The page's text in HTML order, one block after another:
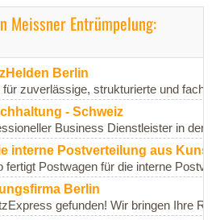
Meissner Entrümpelung:
Berlin
zuverlässige, strukturierte und
- Schweiz
Business Dienstleister in der
interne Postverteilung aus
fertigt Postwagen für die interne
Berlin
gefunden! Wir bringen Ihre